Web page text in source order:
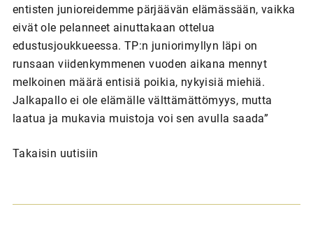
entisten junioreidemme pärjäävän elämässään, vaikka
eivät ole pelanneet ainuttakaan ottelua
edustusjoukkueessa. TP:n juniorimyllyn läpi on
runsaan viidenkymmenen vuoden aikana mennyt
melkoinen määrä entisiä poikia, nykyisiä miehiä.
Jalkapallo ei ole elämälle välttämättömyys, mutta
laatua ja mukavia muistoja voi sen avulla saada”
Takaisin uutisiin